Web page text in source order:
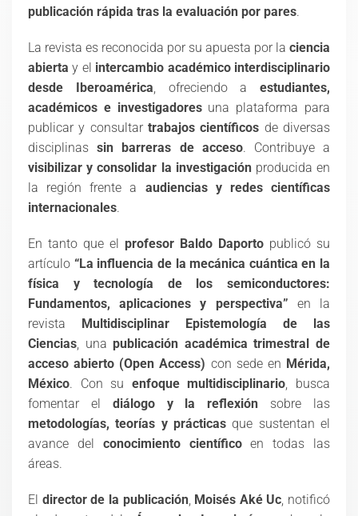
publicación rápida tras la evaluación por pares.
La revista es reconocida por su apuesta por la ciencia
abierta y el intercambio académico interdisciplinario
desde Iberoamérica , ofreciendo a estudiantes,
académicos e investigadoresuna plataforma para
publicar y consultar trabajos científicos de diversas
disciplinassin barreras de acceso. Contribuye a
visibilizar y consolidar la investigaciónproducida en
la región frente a audiencias y redes científicas
internacionales.
En tanto que el profesor Baldo Daporto publicó su
artículo “La influencia de la mecánica cuántica en la
física y tecnología de los semiconductores:
Fundamentos, aplicaciones y perspectiva” en la
revista Multidisciplinar Epistemología de las
Ciencias , unapublicación académica trimestral de
acceso abierto (Open Access) con sede en Mérida,
México. Con su enfoque multidisciplinario , busca
fomentar el diálogo y la reflexión sobre las
metodologías, teorías y prácticas que sustentan el
avance del conocimiento científicoen todas las
áreas.
El director de la publicación, Moisés Aké Uc , notificó